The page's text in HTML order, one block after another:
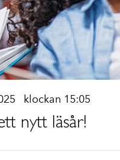
klockan 15:05
nytt läsår!